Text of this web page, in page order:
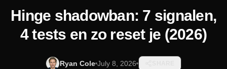
Hinge shadowban: 7 signalen,
4 tests en zo reset je (2026)
Ryan Cole July 8, 2026